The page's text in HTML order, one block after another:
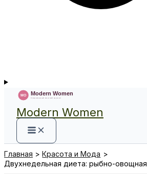
Modern Women
Главная
Красота и Мода
Двухнедельная диета: рыбно-овощная